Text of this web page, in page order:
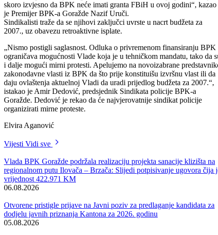
shodno zahtjevima sindikata, bilo potrebno blizu dva miliona KM.
„Nisam siguran da je moguće naći dva miliona KM, pogotovo što je
skoro izvjesno da BPK neće imati granta FBiH u ovoj godini“, kazao
Sindikalisti traže da se njihovi zaključci uvrste u nacrt budžeta za
2007., uz obavezu retroaktivne isplate.
„Nismo postigli saglasnost. Odluka o privremenom finansiranju BPK
ograničava mogućnosti Vlade koja je u tehničkom mandatu, tako da
i dalje mogući mirni protesti. Apelujemo na novoizabrane
zakonodavne vlasti iz BPK da što prije konstituišu izvršnu vlast ili da
daju ovlaštenja aktuelnoj Vladi da uradi prijedlog budžeta za 2007.“,
Goražde. Dedović je rekao da će najvjerovatnije sindikat policije
VijestiVidi sve